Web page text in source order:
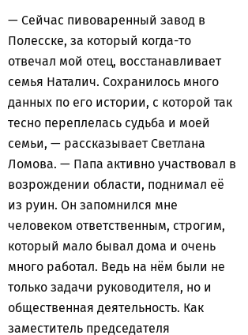
— Сейчас пивоваренный завод в
Полесске, за который когда-то
отвечал мой отец, восстанавливает
семья Наталич. Сохранилось много
данных по его истории, с которой так
тесно переплелась судьба и моей
семьи, — рассказывает Светлана
Ломова. — Папа активно участвовал в
возрождении области, поднимал её
из руин. Он запомнился мне
человеком ответственным, строгим,
который мало бывал дома и очень
много работал. Ведь на нём были не
только задачи руководителя, но и
общественная деятельность. Как
заместитель председателя